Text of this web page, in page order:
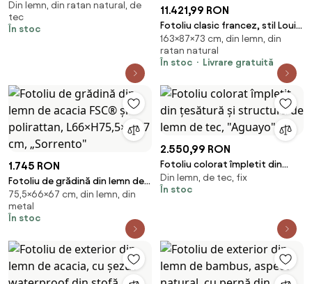
lemn de tec si rattan
Din lemn, din ratan natural, de
tec
În stoc
11.421,99 RON
Fotoliu clasic francez, stil Louis
XV–XVI, din lemn masiv și trestie
naturală, 87x73x163 cm, Aveline
163×87×73 cm, din lemn, din
ratan natural
În stoc
Livrare gratuită
1.745 RON
Fotoliu de grădină din lemn de
acacia FSC® și polirattan,
L66×H75,5×W67 cm, „Sorrento"
75,5×66×67 cm, din lemn, din
metal
În stoc
2.550,99 RON
Fotoliu colorat împletit din
țesătură și structură de lemn
de tec, "Aguayo"
Din lemn, de tec, fix
În stoc